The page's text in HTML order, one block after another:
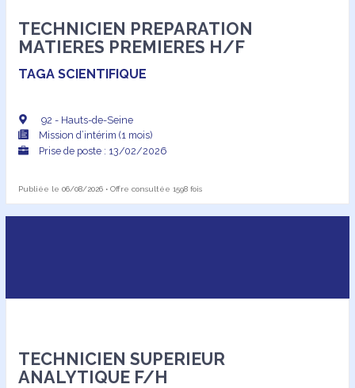
TECHNICIEN PREPARATION
MATIERES PREMIERES H/F
TAGA SCIENTIFIQUE
92 - Hauts-de-Seine
Mission d’intérim (1 mois)
Prise de poste : 13/02/2026
Publiée le 06/08/2026 • Offre consultée 1598 fois
TECHNICIEN SUPERIEUR
ANALYTIQUE F/H